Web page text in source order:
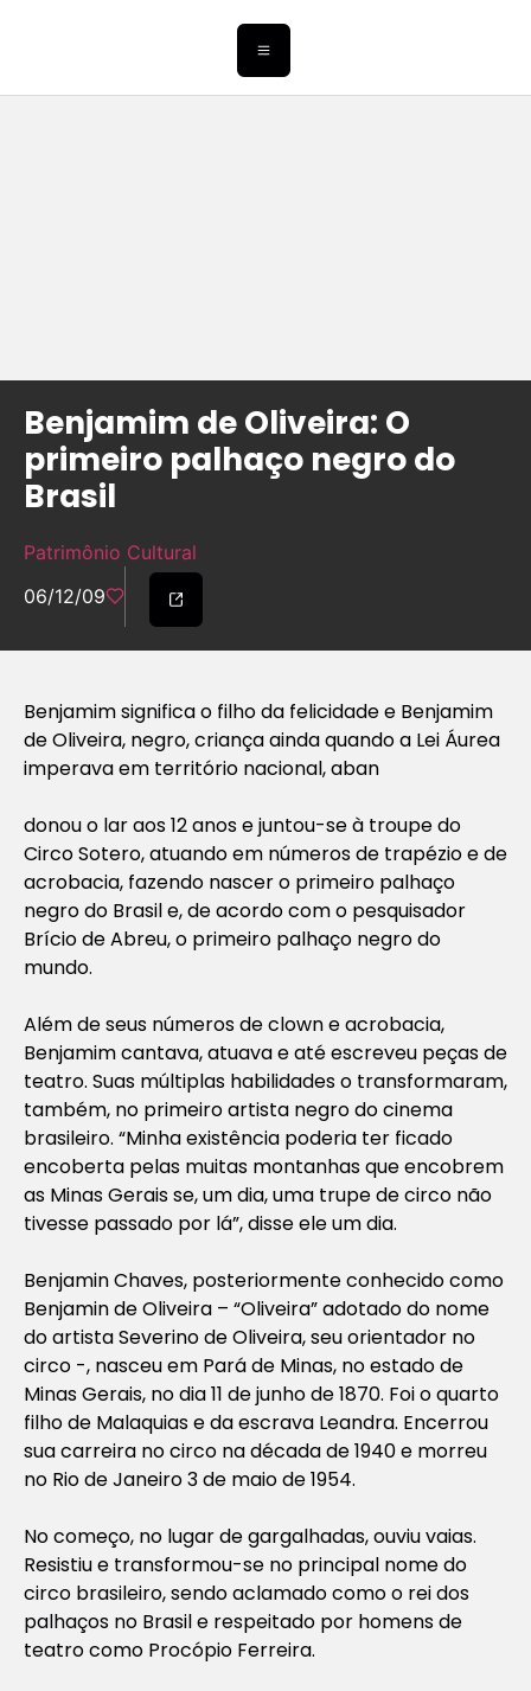
Benjamim de Oliveira: O
primeiro palhaço negro do
Brasil
Patrimônio Cultural
06/12/09
Benjamim significa o filho da felicidade e Benjamim
de Oliveira, negro, criança ainda quando a Lei Áurea
imperava em território nacional, aban
donou o lar aos 12 anos e juntou-se à troupe do
Circo Sotero, atuando em números de trapézio e de
acrobacia, fazendo nascer o primeiro palhaço
negro do Brasil e, de acordo com o pesquisador
Brício de Abreu, o primeiro palhaço negro do
mundo.
Além de seus números de clown e acrobacia,
Benjamim cantava, atuava e até escreveu peças de
teatro. Suas múltiplas habilidades o transformaram,
também, no primeiro artista negro do cinema
brasileiro. “Minha existência poderia ter ficado
encoberta pelas muitas montanhas que encobrem
as Minas Gerais se, um dia, uma trupe de circo não
tivesse passado por lá”, disse ele um dia.
Benjamin Chaves, posteriormente conhecido como
Benjamin de Oliveira – “Oliveira” adotado do nome
do artista Severino de Oliveira, seu orientador no
circo -, nasceu em Pará de Minas, no estado de
Minas Gerais, no dia 11 de junho de 1870. Foi o quarto
filho de Malaquias e da escrava Leandra. Encerrou
sua carreira no circo na década de 1940 e morreu
no Rio de Janeiro 3 de maio de 1954.
No começo, no lugar de gargalhadas, ouviu vaias.
Resistiu e transformou-se no principal nome do
circo brasileiro, sendo aclamado como o rei dos
palhaços no Brasil e respeitado por homens de
teatro como Procópio Ferreira.